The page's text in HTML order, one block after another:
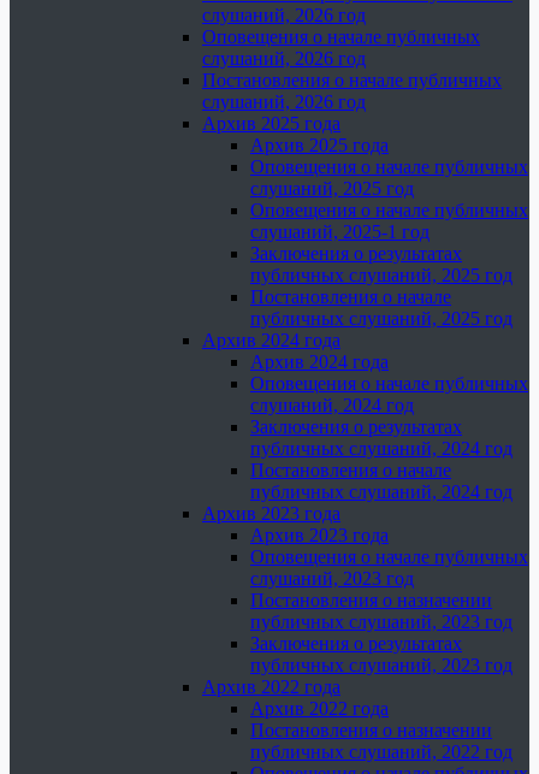
слушаний, 2026 год
Оповещения о начале публичных
слушаний, 2026 год
Постановления о начале публичных
слушаний, 2026 год
Архив 2025 года
Архив 2025 года
Оповещения о начале публичных
слушаний, 2025 год
Оповещения о начале публичных
слушаний, 2025-1 год
Заключения о результатах
публичных слушаний, 2025 год
Постановления о начале
публичных слушаний, 2025 год
Архив 2024 года
Архив 2024 года
Оповещения о начале публичных
слушаний, 2024 год
Заключения о результатах
публичных слушаний, 2024 год
Постановления о начале
публичных слушаний, 2024 год
Архив 2023 года
Архив 2023 года
Оповещения о начале публичных
слушаний, 2023 год
Постановления о назначении
публичных слушаний, 2023 год
Заключения о результатах
публичных слушаний, 2023 год
Архив 2022 года
Архив 2022 года
Постановления о назначении
публичных слушаний, 2022 год